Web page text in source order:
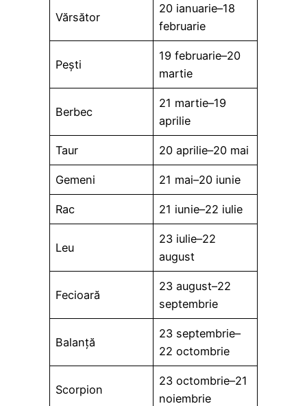
Vărsător
20 ianuarie–18
februarie
Pești
19 februarie–20
martie
Berbec
21 martie–19
aprilie
Taur 20 aprilie–20 mai
Gemeni 21 mai–20 iunie
Rac 21 iunie–22 iulie
Leu
23 iulie–22
august
Fecioară
23 august–22
septembrie
Balanță
23 septembrie–
22 octombrie
Scorpion
23 octombrie–21
noiembrie